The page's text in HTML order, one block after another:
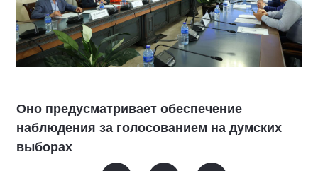
Оно предусматривает обеспечение
наблюдения за голосованием на думских
выборах